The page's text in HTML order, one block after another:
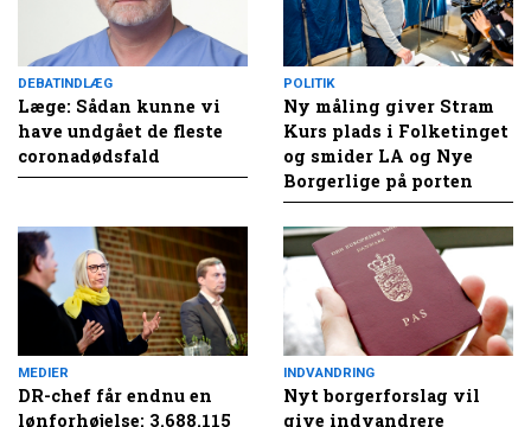
DEBATINDLÆG
Læge: Sådan kunne vi
have undgået de fleste
coronadødsfald
POLITIK
Ny måling giver Stram
Kurs plads i Folketinget
og smider LA og Nye
Borgerlige på porten
MEDIER
DR-chef får endnu en
lønforhøjelse: 3.688.115
INDVANDRING
Nyt borgerforslag vil
give indvandrere